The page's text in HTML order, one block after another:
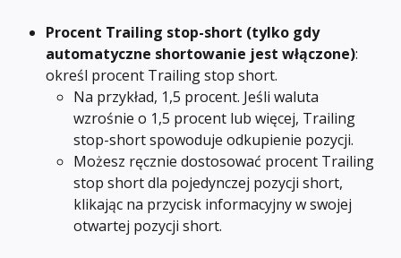
Procent Trailing stop-short (tylko gdy
automatyczne shortowanie jest włączone):
określ procent Trailing stop short.
Na przykład, 1,5 procent. Jeśli waluta
wzrośnie o 1,5 procent lub więcej, Trailing
stop-short spowoduje odkupienie pozycji.
Możesz ręcznie dostosować procent Trailing
stop short dla pojedynczej pozycji short,
klikając na przycisk informacyjny w swojej
otwartej pozycji short.